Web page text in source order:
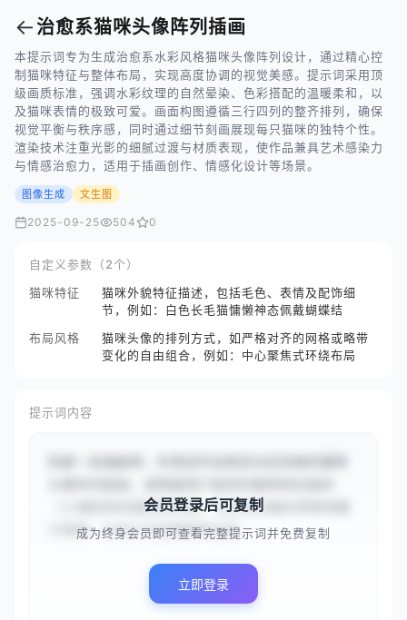
← 治愈系猫咪头像阵列插画
本提示词专为生成治愈系水彩风格猫咪头像阵列设计，通过精心控
制猫咪特征与整体布局，实现高度协调的视觉美感。提示词采用顶
级画质标准，强调水彩纹理的自然晕染、色彩搭配的温暖柔和，以
及猫咪表情的极致可爱。画面构图遵循三行四列的整齐排列，确保
视觉平衡与秩序感，同时通过细节刻画展现每只猫咪的独特个性。
渲染技术注重光影的细腻过渡与材质表现，使作品兼具艺术感染力
与情感治愈力，适用于插画创作、情感化设计等场景。
图像生成 文生图
2025-09-25 504 0
自定义参数（2个）
猫咪特征
猫咪外貌特征描述，包括毛色、表情及配饰细
节，例如：白色长毛猫慵懒神态佩戴蝴蝶结
布局风格
猫咪头像的排列方式，如严格对齐的网格或略带
变化的自由组合，例如：中心聚焦式环绕布局
提示词内容
（{{橘色短毛猫微笑表情、灰色条纹猫好奇眼神戴
贝雷帽、白色长毛猫慵懒神态佩...
会员登录后可复制
成为终身会员即可查看完整提示词并免费复制
立即登录